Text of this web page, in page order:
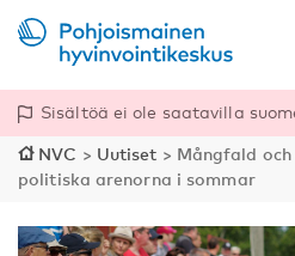
Sisältöä ei ole saatavilla
NVC > Uutiset > Mångfald
politiska arenorna i sommar